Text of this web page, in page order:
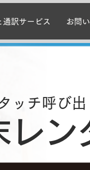
訳サービス お問
ッチ呼び出
レン